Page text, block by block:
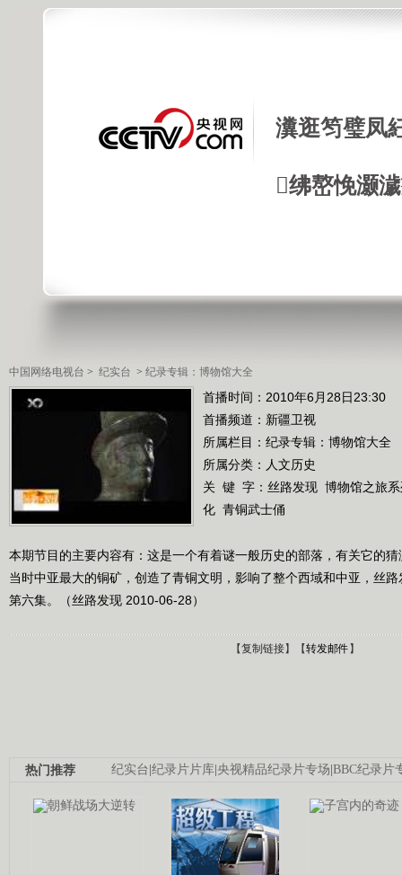
瀵逛笉璧凤
绋嶅悗灏
中国网络电视台 > 纪实台 > 纪录专辑：博物馆大全
首播时间：2010年6月28日23:30
首播频道： 新疆卫视
所属栏目： 纪录专辑：博物馆大全
所属分类：人文历史
关 键 字： 丝路发现 博物馆之旅
化 青铜武士俑
本期节目的主要内容有：这是一个有着谜一般历史的部落，有关它的
当时中亚最大的铜矿，创造了青铜文明，影响了整个西域和中亚，丝
第六集。（丝路发现 2010-06-28）
【复制链接】【转发邮件 】
纪实台 纪录片片库 央视精品纪录片专场 BBC纪录片
热门推荐